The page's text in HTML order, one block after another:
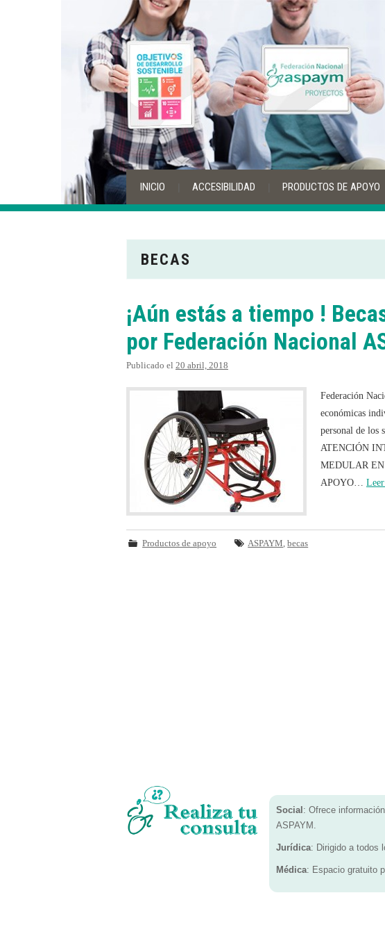
INICIO ACCESIBILIDAD PRODUCTOS DE APOYO
BECAS
¡Aún estás a tiempo !
por Federación Nacional
Publicado el 20 abril, 2018
Federación
económicas
personal de los
ATENCIÓN
MEDULAR
APOYO…
Productos de apoyo ASPAYM,becas
Social : Ofrece
ASPAYM.
Jurídica: Dirigido a todos
Médica: Espacio gratuito